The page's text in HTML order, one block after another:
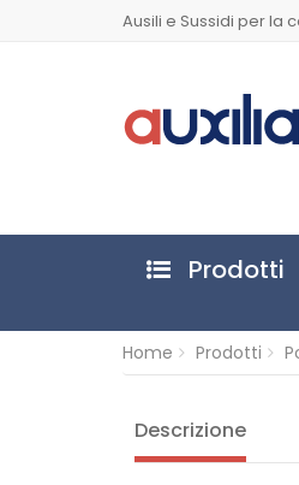
Ausili e Sussidi per la
Prodotti
Home Prodotti
Descrizione